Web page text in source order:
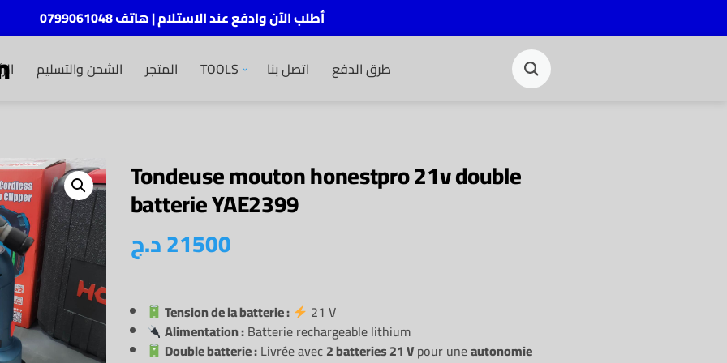
أطلب الآن وادفع عند الاستلام | هاتف 0799061048
الشحن والتسليم المتجر TOOLS اتصل بنا طرق الدفع
Tondeuse mouton honestpro 21v double
batterie YAE2399
21500د.ج
Tension de la batterie :
21 V
Alimentation :Batterie rechargeable lithium
Double batterie :Livrée avec2 batteries 21 Vpour uneautonomie